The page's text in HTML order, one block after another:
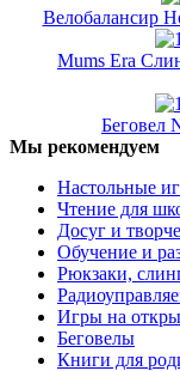
Велобалансир
Mums Era
Беговел
Мы рекомендуем
Настольные
Чтение для
Досуг и
Обучение и
Рюкзаки,
Игры на
Беговелы
Книги для